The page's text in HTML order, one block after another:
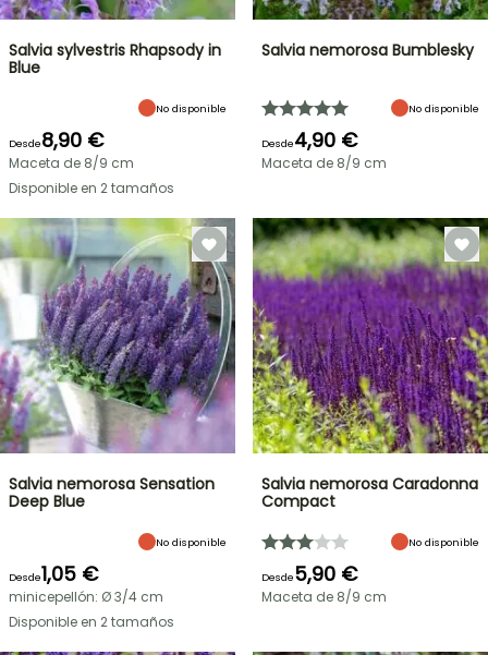
Salvia sylvestris Rhapsody in
Blue
No disponible
Desde8,90 €
Maceta de 8/9 cm
Disponible en 2 tamaños
Salvia nemorosa Bumblesky
No disponible
Desde4,90 €
Maceta de 8/9 cm
Salvia nemorosa Sensation
Deep Blue
No disponible
Desde1,05 €
minicepellón: Ø 3/4 cm
Disponible en 2 tamaños
Salvia nemorosa Caradonna
Compact
No disponible
Desde5,90 €
Maceta de 8/9 cm